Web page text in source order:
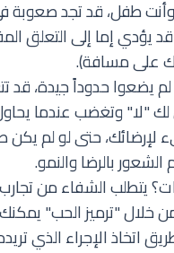
طفل، قد تجد صعوبة
يؤدي إما إلى التعلق
على مسافة).
لم يضعوا حدوداً جيدة، قد
لك "لا" وتغضب عندما
حتى لو لم يكن
بالرضا والنمو.
يتطلب الشفاء من
خلال "ترميز الحب"
اتخاذ الإجراء الذي